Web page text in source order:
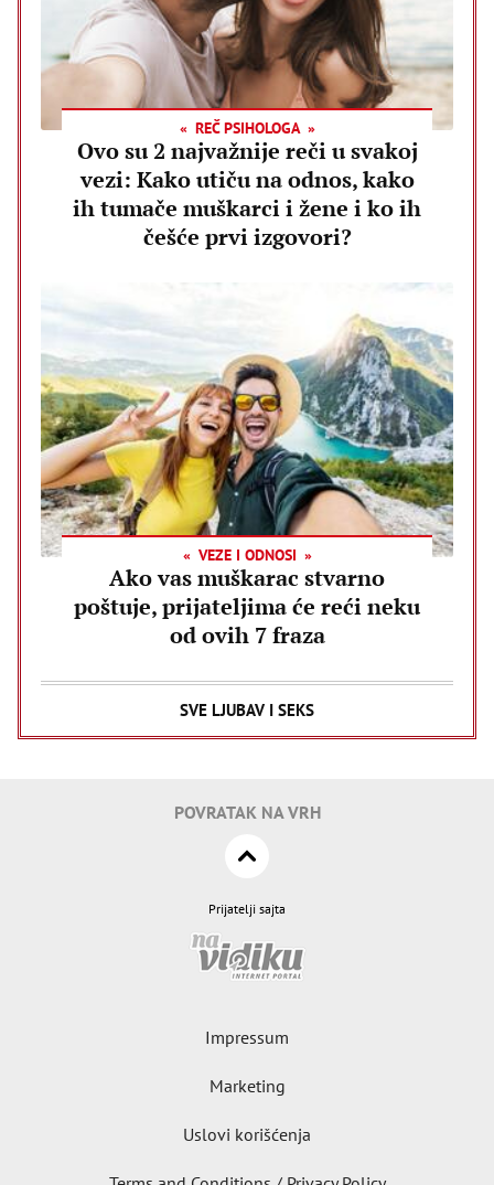
REČ PSIHOLOGA
Ovo su 2 najvažnije reči u svakoj
vezi: Kako utiču na odnos, kako
ih tumače muškarci i žene i ko ih
češće prvi izgovori?
VEZE I ODNOSI
Ako vas muškarac stvarno
poštuje, prijateljima će reći neku
od ovih 7 fraza
SVE LJUBAV I SEKS
POVRATAK NA VRH
Prijatelji sajta
Impressum
Marketing
Uslovi korišćenja